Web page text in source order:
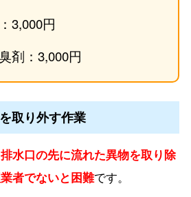
3,000円
剤：3,000円
取り外す作業
水口の先に流れた異物を取り除
者でないと困難です。